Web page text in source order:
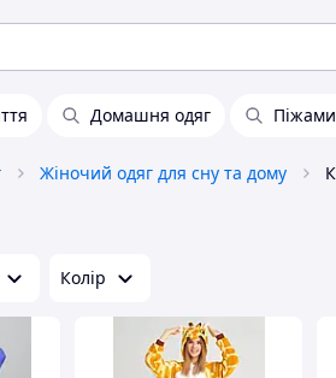
Домашня одяг
Жіночий одяг для сну та дому
Колір